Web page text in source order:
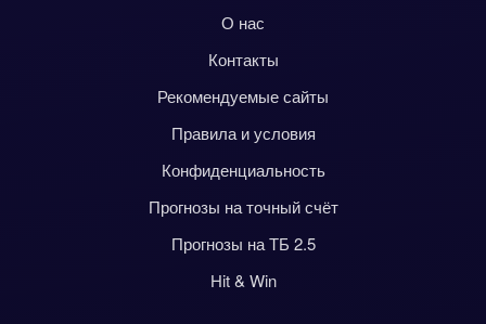
О нас
Контакты
Рекомендуемые сайты
Правила и условия
Конфиденциальность
Прогнозы на точный счёт
Прогнозы на ТБ 2.5
Hit & Win